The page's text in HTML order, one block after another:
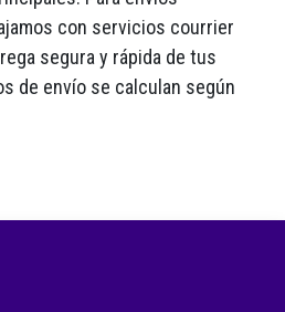
con servicios courrier
segura y rápida de tus
de envío se calculan según